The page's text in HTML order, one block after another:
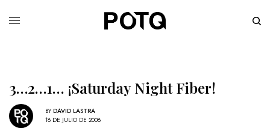
3…2…1… ¡Saturday Night Fiber!
BY DAVID LASTRA
18 DE JULIO DE 2008